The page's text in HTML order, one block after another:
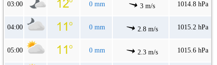
03:00 0 mm 3 m/s 1014.8 hPa
04:00 0 mm 2.8 m/s 1015.2 hPa
05:00 0 mm 2.3 m/s 1015.6 hPa